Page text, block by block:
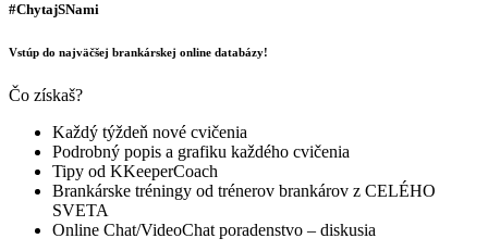
#ChytajSNami
Vstúp do najväčšej brankárskej online databázy!
Čo získaš?
Každý týždeň nové cvičenia
Podrobný popis a grafiku každého cvičenia
Tipy od KKeeperCoach
Brankárske tréningy od trénerov brankárov z CELÉHO
SVETA
Online Chat/VideoChat poradenstvo – diskusia